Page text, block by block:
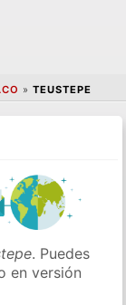
» TEUSTEPE
. Puedes
en versión